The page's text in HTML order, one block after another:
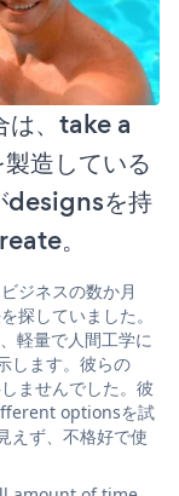
、take a
造している
designsを持
。
ジネスの数か月
探していました。
軽量で人間工学に
します。彼らの
ませんでした。彼
optionsを試
えず、不格好で使